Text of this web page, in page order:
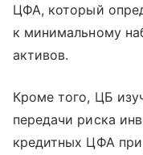
ЦФА, который
к минимальному
активов.
Кроме того, ЦБ
передачи риска
кредитных ЦФА при